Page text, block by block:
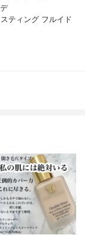
ティング フルイド